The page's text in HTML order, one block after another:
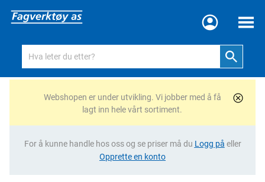
Meny
Webshopen er under utvikling. Vi jobber med å få
lagt inn hele vårt sortiment.
For å kunne handle hos oss og se priser må du Logg på eller
Opprette en konto